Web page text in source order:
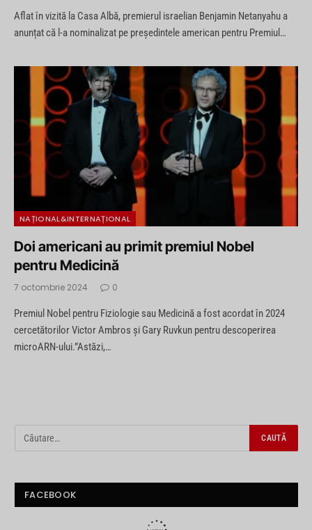
Aflat în vizită la Casa Albă, premierul israelian Benjamin Netanyahu a
anunțat că l-a nominalizat pe președintele american pentru Premiul…
NAȚIONAL&INTERNAȚIONAL
Doi americani au primit premiul Nobel
pentru Medicină
7 octombrie 2024 0
Premiul Nobel pentru Fiziologie sau Medicină a fost acordat în 2024
cercetătorilor Victor Ambros și Gary Ruvkun pentru descoperirea
microARN-ului.”Astăzi,…
FACEBOOK